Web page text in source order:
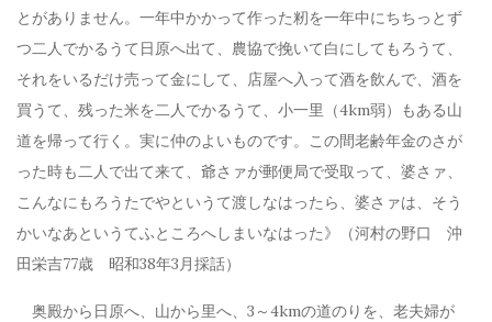
とがありません。一年中かかって作った籾を一年中にちちっとず
つ二人でかるうて日原へ出て、農協で挽いて白にしてもろうて、
それをいるだけ売って金にして、店屋へ入って酒を飲んで、酒を
買うて、残った米を二人でかるうて、小一里（4km弱）もある山
道を帰って行く。実に仲のよいものです。この間老齢年金のさが
った時も二人で出て来て、爺さァが郵便局で受取って、婆さァ、
こんなにもろうたでやというて渡しなはったら、婆さァは、そう
かいなあというてふところへしまいなはった》（河村の野口 沖
田栄吉77歳 昭和38年3月採話）
奥殿から日原へ、山から里へ、3～4kmの道のりを、老夫婦が